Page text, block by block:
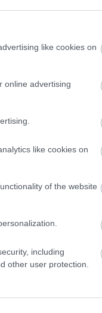
like cookies on
online advertising
like cookies on
of the website
including
other user protection.
a házi
lát,
oldalán!